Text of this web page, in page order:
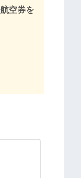
空券を